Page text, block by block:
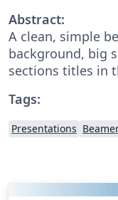
Abstract:
A clean, simple
background, big
sections titles in
Tags:
Presentations